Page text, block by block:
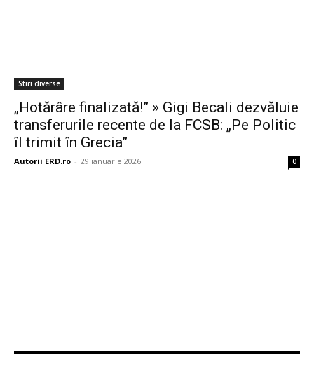
Stiri diverse
„Hotărâre finalizată!” » Gigi Becali dezvăluie
transferurile recente de la FCSB: „Pe Politic
îl trimit în Grecia”
Autorii ERD.ro - 29 ianuarie 2026 0